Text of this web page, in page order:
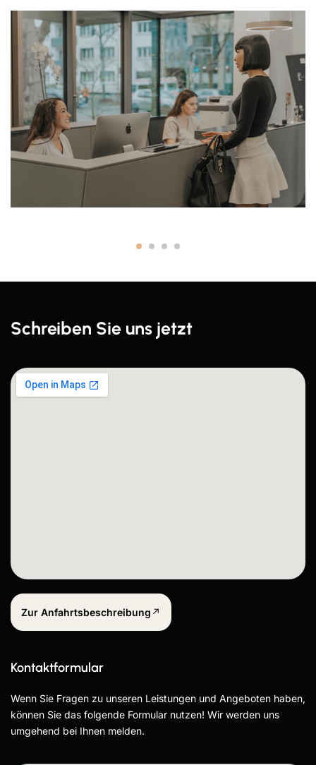
Schreiben Sie uns jetzt
Zur Anfahrtsbeschreibung
Kontaktformular
Wenn Sie Fragen zu unseren Leistungen und Angeboten haben,
können Sie das folgende Formular nutzen! Wir werden uns
umgehend bei Ihnen melden.